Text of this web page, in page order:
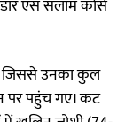
एस सलाम कोर्स
जिससे उनका कुल
पर पहुंच गए। कट